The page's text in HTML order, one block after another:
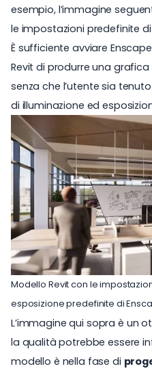
esempio, l’immagine
le impostazioni predefinite
È sufficiente avviare
Revit di produrre una
senza che l’utente sia
di illuminazione ed
Modello Revit con le
esposizione predefinite di
L’immagine qui sopra è un
la qualità potrebbe essere
modello è nella fase di